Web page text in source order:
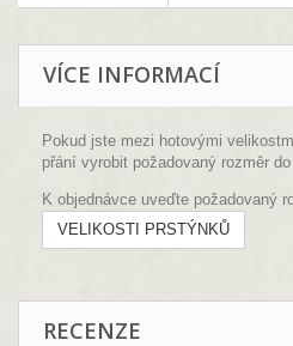
VÍCE INFORMACÍ
Pokud jste mezi hotovými
přání vyrobit požadovaný rozměr
K objednávce uveďte požadovaný
VELIKOSTI PRSTÝNKŮ
RECENZE